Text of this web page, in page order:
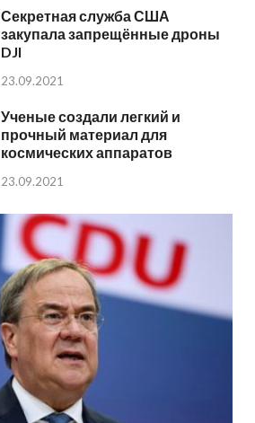
Секретная служба США
закупала запрещённые дроны
DJI
23.09.2021
Ученые создали легкий и
прочный материал для
космических аппаратов
23.09.2021